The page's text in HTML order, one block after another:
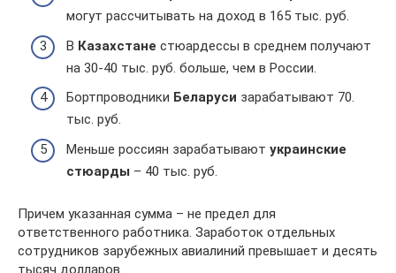
могут рассчитывать на доход в 165 тыс. руб.
В Казахстане стюардессы в среднем получают
на 30-40 тыс. руб. больше, чем в России.
Бортпроводники Беларуси зарабатывают 70.
тыс. руб.
Меньше россиян зарабатывают украинские
стюарды – 40 тыс. руб.
Причем указанная сумма – не предел для
ответственного работника. Заработок отдельных
сотрудников зарубежных авиалиний превышает и десять
тысяч долларов.